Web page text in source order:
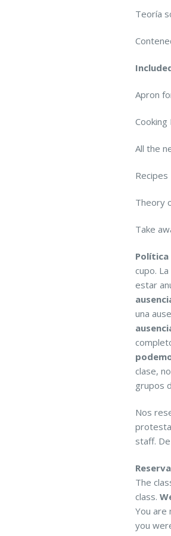
Teoría
Apron
Cooking
All the
Recipes
Theory
Take
Política
cupo.
estar
una
clase,
grupos
Nos
staff.
The
class.
You are
you